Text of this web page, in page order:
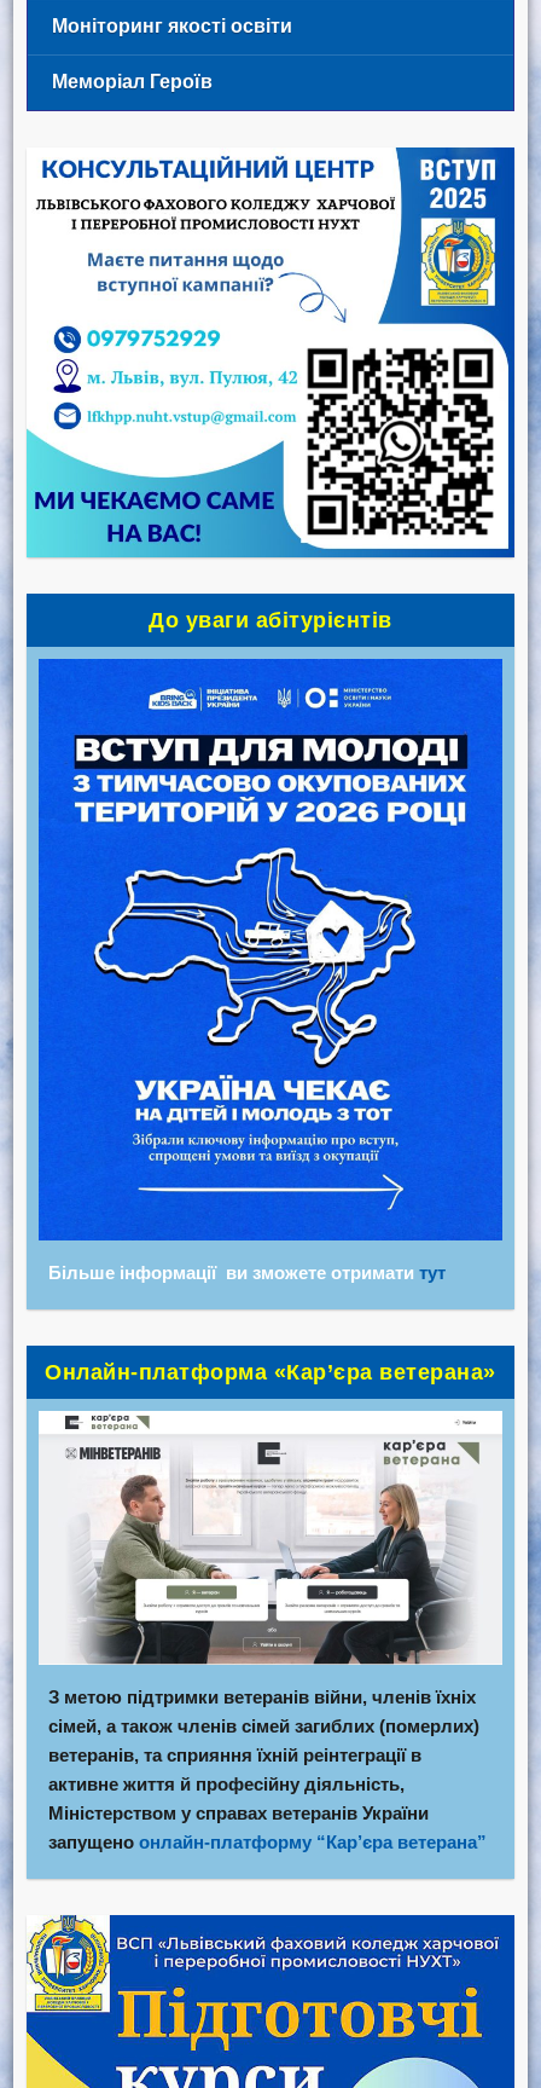
Моніторинг якості освіти
Меморіал Героїв
До уваги абітурієнтів
Більше інформації ви зможете отримати тут
Онлайн-платформа «Кар’єра ветерана»
З метою підтримки ветеранів війни, членів їхніх
сімей, а також членів сімей загиблих (померлих)
ветеранів, та сприяння їхній реінтеграції в
активне життя й професійну діяльність,
Міністерством у справах ветеранів України
запущено онлайн-платформу “Кар’єра ветерана”